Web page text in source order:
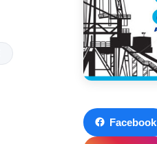
Facebook